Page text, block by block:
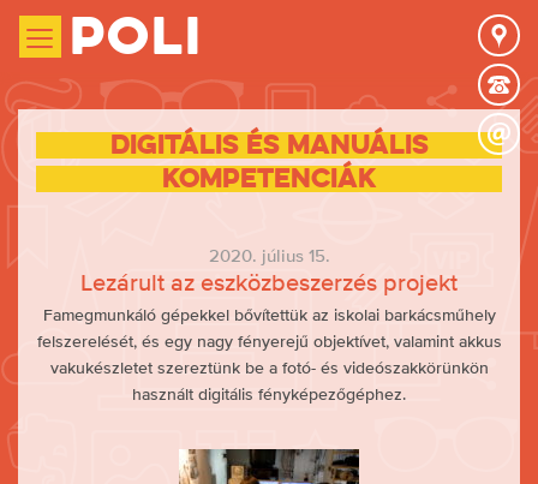
Poli
Digitális és manuális
kompetenciák
2020. július 15.
Lezárult az eszközbeszerzés projekt
Famegmunkáló gépekkel bővítettük az iskolai barkácsműhely
felszerelését, és egy nagy fényerejű objektívet, valamint akkus
vakukészletet szereztünk be a fotó- és videószakkörünkön
használt digitális fényképezőgéphez.